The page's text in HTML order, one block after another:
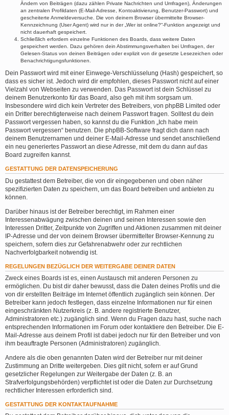
Ändern von Beiträgen (dazu zählen Private Nachrichten und Umfragen), Änderungen
an zentralen Profildaten (E-Mail-Adresse, Kontoaktivierung, Benutzer-Passwort) und
gescheiterte Anmeldeversuche. Die von deinem Browser übermittelte Browser-
Kennzeichnung (User Agent) wird nur in der „Wer ist online?“-Funktion angezeigt und
nicht dauerhaft gespeichert.
Schließlich erfordern einzelne Funktionen des Boards, dass weitere Daten
gespeichert werden. Dazu gehören dein Abstimmungsverhalten bei Umfragen, der
Gelesen-Status von deinen Beiträgen oder explizit von dir gesetzte Lesezeichen oder
Benachrichtigungsfunktionen.
Dein Passwort wird mit einer Einwege-Verschlüsselung (Hash) gespeichert, so
dass es sicher ist. Jedoch wird dir empfohlen, dieses Passwort nicht auf einer
Vielzahl von Webseiten zu verwenden. Das Passwort ist dein Schlüssel zu
deinem Benutzerkonto für das Board, also geh mit ihm sorgsam um.
Insbesondere wird dich kein Vertreter des Betreibers, von phpBB Limited oder
ein Dritter berechtigterweise nach deinem Passwort fragen. Solltest du dein
Passwort vergessen haben, so kannst du die Funktion „Ich habe mein
Passwort vergessen“ benutzen. Die phpBB-Software fragt dich dann nach
deinem Benutzernamen und deiner E-Mail-Adresse und sendet anschließend
ein neu generiertes Passwort an diese Adresse, mit dem du dann auf das
Board zugreifen kannst.
GESTATTUNG DER DATENSPEICHERUNG
Du gestattest dem Betreiber, die von dir eingegebenen und oben näher
spezifizierten Daten zu speichern, um das Board betreiben und anbieten zu
können.
Darüber hinaus ist der Betreiber berechtigt, im Rahmen einer
Interessenabwägung zwischen deinen und seinen Interessen sowie den
Interessen Dritter, Zeitpunkte von Zugriffen und Aktionen zusammen mit deiner
IP-Adresse und der von deinem Browser übermittelter Browser-Kennung zu
speichern, sofern dies zur Gefahrenabwehr oder zur rechtlichen
Nachverfolgbarkeit notwendig ist.
REGELUNGEN BEZÜGLICH DER WEITERGABE DEINER DATEN
Zweck eines Boards ist es, einen Austausch mit anderen Personen zu
ermöglichen. Du bist dir daher bewusst, dass die Daten deines Profils und die
von dir erstellten Beiträge im Internet öffentlich zugänglich sein können. Der
Betreiber kann jedoch festlegen, dass einzelne Informationen nur für einen
eingeschränkten Nutzerkreis (z. B. andere registrierte Benutzer,
Administratoren etc.) zugänglich sind. Wenn du Fragen dazu hast, suche nach
entsprechenden Informationen im Forum oder kontaktiere den Betreiber. Die E-
Mail-Adresse aus deinem Profil ist dabei jedoch nur für den Betreiber und von
ihm beauftragte Personen (Administratoren) zugänglich.
Andere als die oben genannten Daten wird der Betreiber nur mit deiner
Zustimmung an Dritte weitergeben. Dies gilt nicht, sofern er auf Grund
gesetzlicher Regelungen zur Weitergabe der Daten (z. B. an
Strafverfolgungsbehörden) verpflichtet ist oder die Daten zur Durchsetzung
rechtlicher Interessen erforderlich sind.
GESTATTUNG DER KONTAKTAUFNAHME